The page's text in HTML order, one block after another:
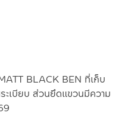
BLACK BEN ที่เก็บ
ะเบียบ ส่วนยึดแขวนมีความ